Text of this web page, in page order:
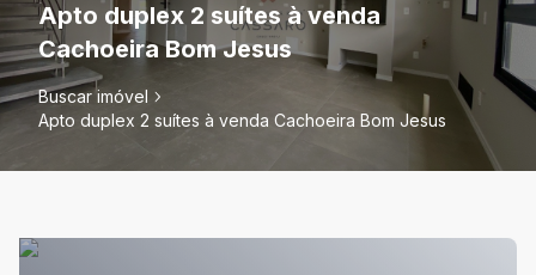
Apto duplex 2 suítes à venda
Cachoeira Bom Jesus
Buscar imóvel
Apto duplex 2 suítes à venda Cachoeira Bom Jesus